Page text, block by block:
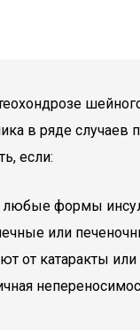
в ряде случаев
если:
любые формы
или
от катаракты